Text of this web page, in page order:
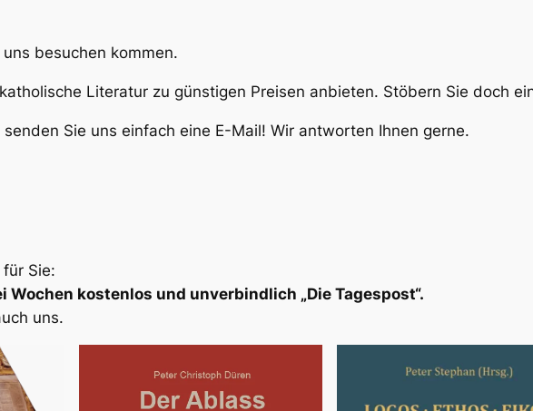
besuchen kommen.
Literatur zu günstigen Preisen anbieten. Stöbern Sie doch
Sie uns einfach eine E-Mail! Wir antworten Ihnen gerne.
Sie:
Wochen kostenlos und unverbindlich „Die Tagespost“.
uns.